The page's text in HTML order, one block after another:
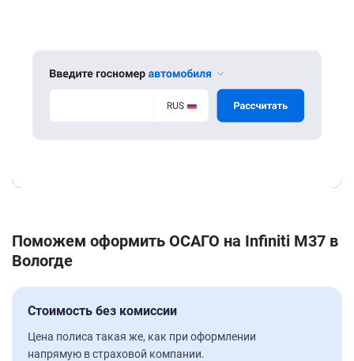
Поможем оформить ОСАГО на Infiniti M37 в
Вологде
Стоимость без комиссии
Цена полиса такая же, как при оформлении
напрямую в страховой компании.